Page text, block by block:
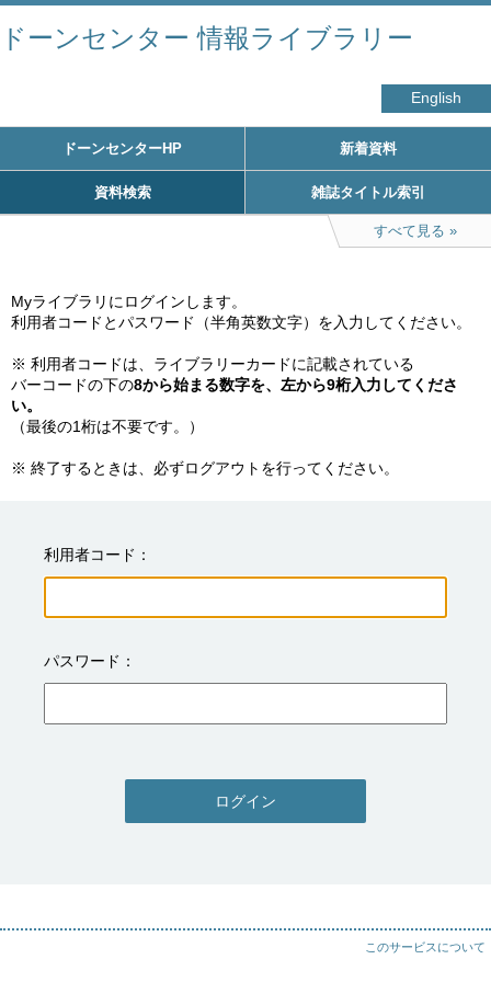
ドーンセンター 情報ライブラリー
English
ドーンセンターHP 新着資料
資料検索 雑誌タイトル索引
すべて見る
Myライブラリにログインします。
利用者コードとパスワード（半角英数文字）を入力してください。
※ 利用者コードは、ライブラリーカードに記載されている
バーコードの下の8から始まる数字を、左から9桁入力してくださ
い。
（最後の1桁は不要です。）
※ 終了するときは、必ずログアウトを行ってください。
利用者コード
パスワード
ログイン
このサービスについて